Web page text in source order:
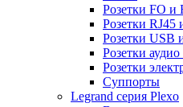
Розетки FO и
Розетки RJ45
Розетки USB
Розетки
Розетки
Суппорты
Legrand серия Plexo